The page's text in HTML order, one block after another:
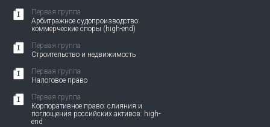
Первая группа
Арбитражное судопроизводство:
коммерческие споры (high-end)
Первая группа
Строительство и недвижимость
Первая группа
Налоговое право
Первая группа
Корпоративное право: слияния и
поглощения российских активов: high-
end